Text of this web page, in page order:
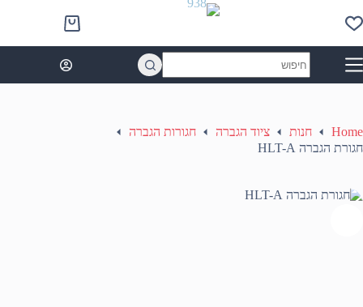
to
content
Shopping
cart
results
Home חנות ציוד הגברה
חגורות הגברה
חגורת הגברה HLT-A